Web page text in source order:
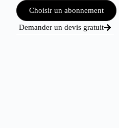
Choisir un abonnement
Demander un devis gratuit